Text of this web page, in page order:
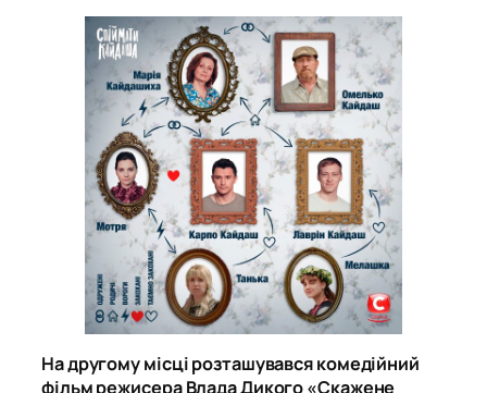
На другому місці розташувався комедійний
фільм режисера Влада Дикого «Скажене